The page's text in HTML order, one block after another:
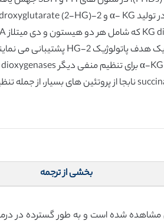
بخشی از ترجمه
مشاهده شده است و به طور گسترده در